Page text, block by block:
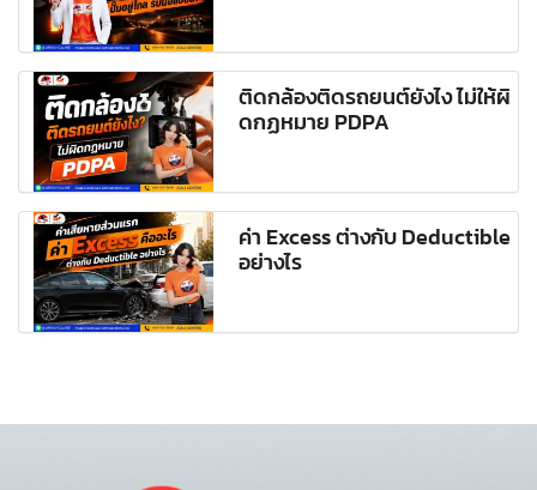
ติดกล้องติดรถยนต์ยังไง ไม่ให้ผิ
ดกฏหมาย PDPA
ค่า Excess ต่างกับ Deductible
อย่างไร